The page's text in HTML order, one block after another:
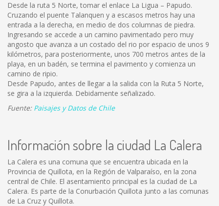
Desde la ruta 5 Norte, tomar el enlace La Ligua – Papudo.
Cruzando el puente Talanquen y a escasos metros hay una
entrada a la derecha, en medio de dos columnas de piedra.
Ingresando se accede a un camino pavimentado pero muy
angosto que avanza a un costado del rio por espacio de unos 9
kilómetros, para posteriormente, unos 700 metros antes de la
playa, en un badén, se termina el pavimento y comienza un
camino de ripio.
Desde Papudo, antes de llegar a la salida con la Ruta 5 Norte,
se gira a la izquierda. Debidamente señalizado.
Fuente: Paisajes y Datos de Chile
Información sobre la ciudad La Calera
La Calera es una comuna que se encuentra ubicada en la
Provincia de Quillota, en la Región de Valparaíso, en la zona
central de Chile. El asentamiento principal es la ciudad de La
Calera. Es parte de la Conurbación Quillota junto a las comunas
de La Cruz y Quillota.